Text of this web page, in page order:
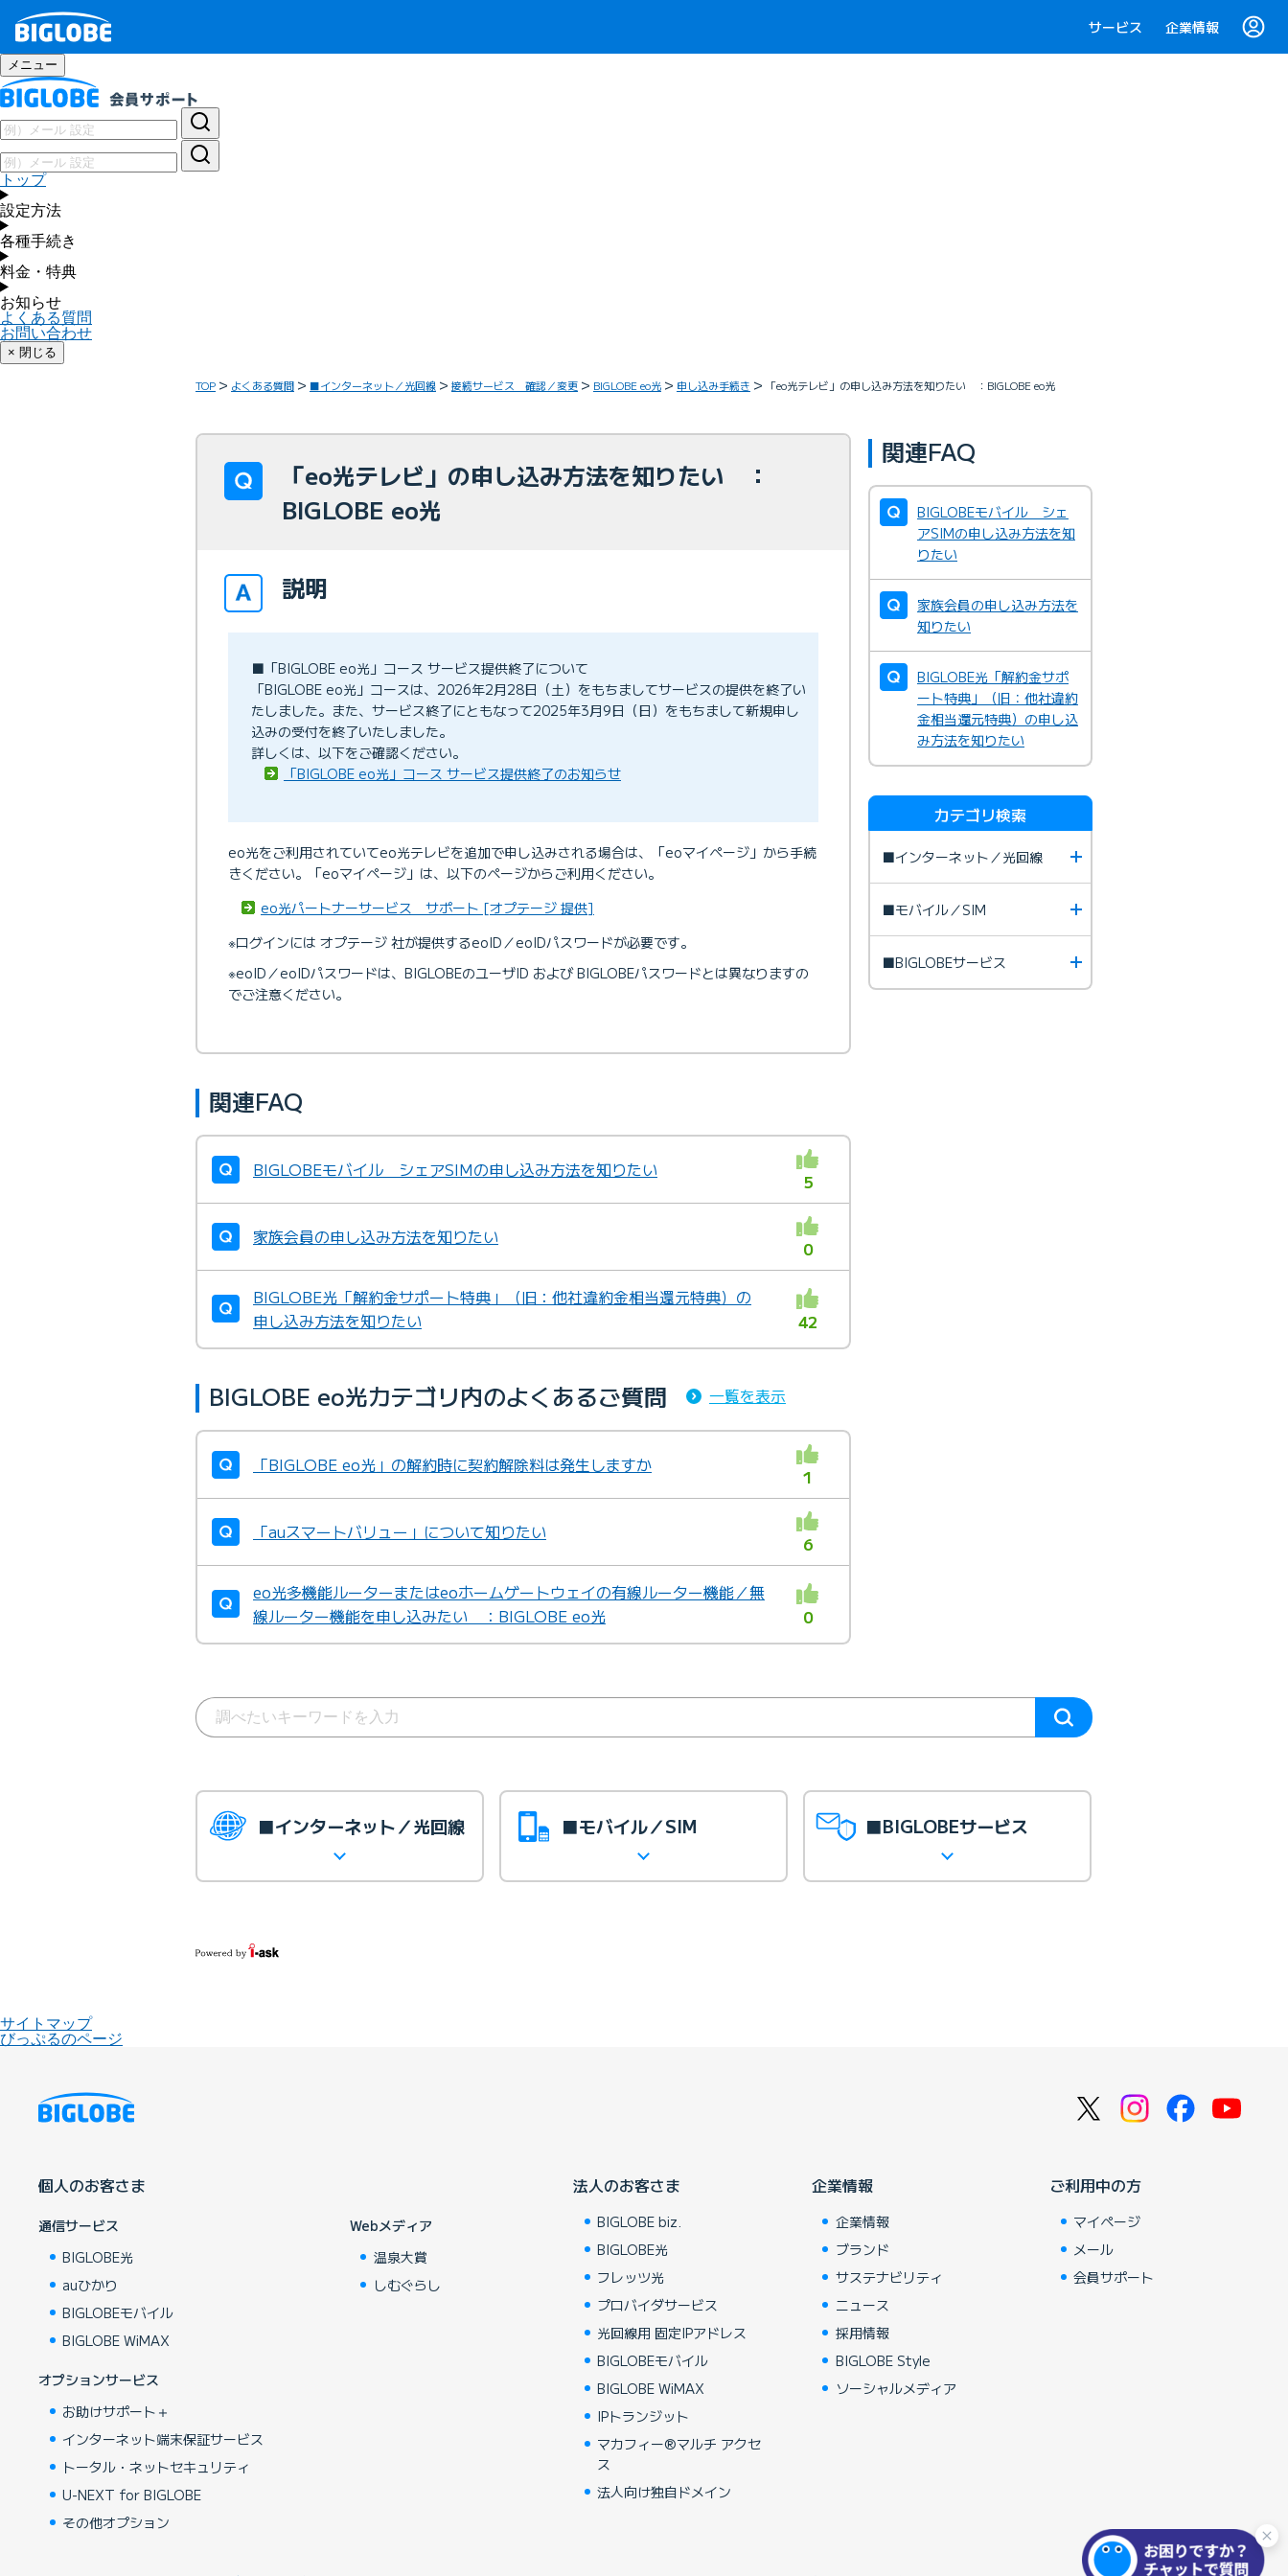
サービス 企業情報
メニュー
トップ
設定方法
各種手続き
料金・特典
お知らせ
よくある質問
お問い合わせ
× 閉じる
TOP よくある質問 ■インターネット／光回線 接続サービス 確認／変更 BIGLOBE eo光 申し込み手続き 「eo光テレビ」の申し込み方法を知りたい ：BIGLOBE eo光
「eo光テレビ」の申し込み方法を知りたい ：
BIGLOBE eo光
説明
■「BIGLOBE eo光」コース サービス提供終了について
「BIGLOBE eo光」コースは、2026年2月28日（土）をもちましてサービスの提供を終了い
たしました。また、サービス終了にともなって2025年3月9日（日）をもちまして新規申し
込みの受付を終了いたしました。
詳しくは、以下をご確認ください。
「BIGLOBE eo光」コース サービス提供終了のお知らせ
eo光をご利用されていてeo光テレビを追加で申し込みされる場合は、「eoマイページ」から手続
きください。「eoマイページ」は、以下のページからご利用ください。
eo光パートナーサービス サポート [オプテージ 提供]
※ログインには オプテージ 社が提供するeoID／eoIDパスワードが必要です。
※eoID／eoIDパスワードは、BIGLOBEのユーザID および BIGLOBEパスワードとは異なりますの
でご注意ください。
関連FAQ
BIGLOBEモバイル シェアSIMの申し込み方法を知りたい
5
家族会員の申し込み方法を知りたい
0
BIGLOBE光「解約金サポート特典」（旧：他社違約金相当還元特典）の
申し込み方法を知りたい
42
BIGLOBE eo光カテゴリ内のよくあるご質問 一覧を表示
「BIGLOBE eo光」の解約時に契約解除料は発生しますか
1
「auスマートバリュー」について知りたい
6
eo光多機能ルーターまたはeoホームゲートウェイの有線ルーター機能／無
線ルーター機能を申し込みたい ：BIGLOBE eo光
0
関連FAQ
BIGLOBEモバイル シェ
アSIMの申し込み方法を知
りたい
家族会員の申し込み方法を
知りたい
BIGLOBE光「解約金サポ
ート特典」（旧：他社違約
金相当還元特典）の申し込
み方法を知りたい
カテゴリ検索
■インターネット／光回線
■モバイル／SIM
■BIGLOBEサービス
■インターネット／光回線 ■モバイル／SIM ■BIGLOBEサービス
サイトマップ
びっぷるのページ
個人のお客さま
通信サービス
BIGLOBE光
auひかり
BIGLOBEモバイル
BIGLOBE WiMAX
オプションサービス
お助けサポート＋
インターネット端末保証サービス
トータル・ネットセキュリティ
U-NEXT for BIGLOBE
その他オプション
Webメディア
温泉大賞
しむぐらし
法人のお客さま
BIGLOBE biz.
BIGLOBE光
フレッツ光
プロバイダサービス
光回線用 固定IPアドレス
BIGLOBEモバイル
BIGLOBE WiMAX
IPトランジット
マカフィー®マルチ アクセ
ス
法人向け独自ドメイン
企業情報
企業情報
ブランド
サステナビリティ
ニュース
採用情報
BIGLOBE Style
ソーシャルメディア
ご利用中の方
マイページ
メール
会員サポート